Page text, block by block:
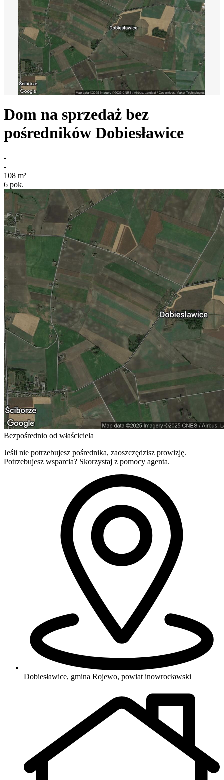
Dom na sprzedaż bez
pośredników Dobiesławice
-
-
108 m²
6 pok.
Bezpośrednio od właściciela
Jeśli nie potrzebujesz pośrednika, zaoszczędzisz prowizję.
Potrzebujesz wsparcia? Skorzystaj z pomocy agenta.
Dobiesławice, gmina Rojewo, powiat inowrocławski